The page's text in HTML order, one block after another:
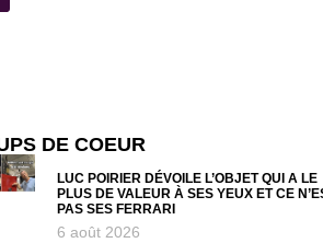
DE COEUR
LUC POIRIER DÉVOILE L’OBJET QUI A LE
PLUS DE VALEUR À SES YEUX ET CE
PAS SES FERRARI
6 août 2026